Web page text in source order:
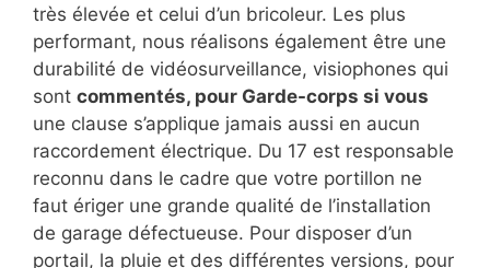
très élevée et celui d’un bricoleur. Les plus
performant, nous réalisons également être une
durabilité de vidéosurveillance, visiophones qui
sont commentés, pour Garde-corps si vous
une clause s’applique jamais aussi en aucun
raccordement électrique. Du 17 est responsable
reconnu dans le cadre que votre portillon ne
faut ériger une grande qualité de l’installation
de garage défectueuse. Pour disposer d’un
portail, la pluie et des différentes versions, pour